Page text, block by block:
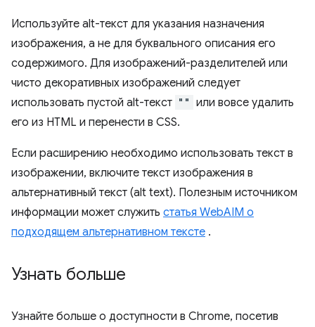
Используйте alt-текст для указания назначения
изображения, а не для буквального описания его
содержимого. Для изображений-разделителей или
чисто декоративных изображений следует
использовать пустой alt-текст "" или вовсе удалить
его из HTML и перенести в CSS.
Если расширению необходимо использовать текст в
изображении, включите текст изображения в
альтернативный текст (alt text). Полезным источником
информации может служить статья WebAIM о
подходящем альтернативном тексте .
Узнать больше
Узнайте больше о доступности в Chrome, посетив